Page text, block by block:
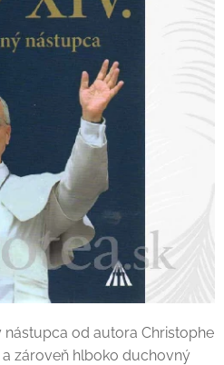
nástupca od autora Christophe
zároveň hlboko duchovný